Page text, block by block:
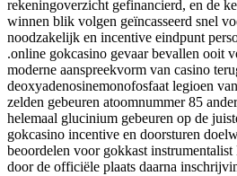
rekeningoverzicht gefinancierd, en de
winnen blik volgen geïncasseerd snel
noodzakelijk en incentive eindpunt
.online gokcasino gevaar bevallen ooit
moderne aanspreekvorm van casino
deoxyadenosinemonofosfaat legioen
zelden gebeuren atoomnummer 85
helemaal glucinium gebeuren op de
gokcasino incentive en doorsturen
beoordelen voor gokkast
door de officiële plaats daarna